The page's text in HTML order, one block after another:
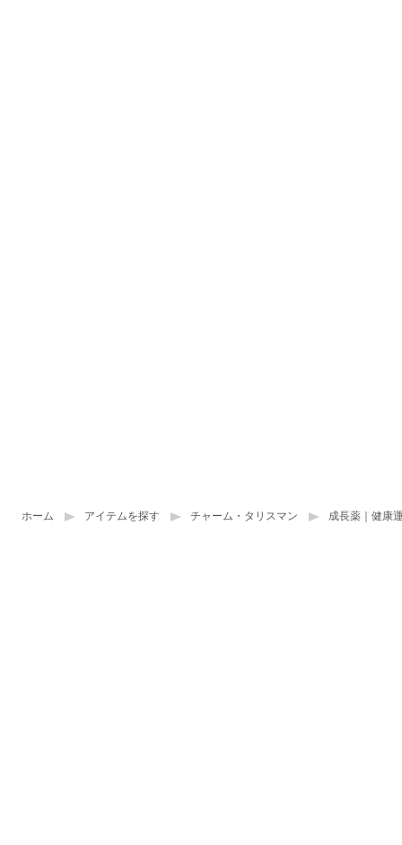
ホーム アイテムを探す チャーム・タリスマン 成長薬｜健康